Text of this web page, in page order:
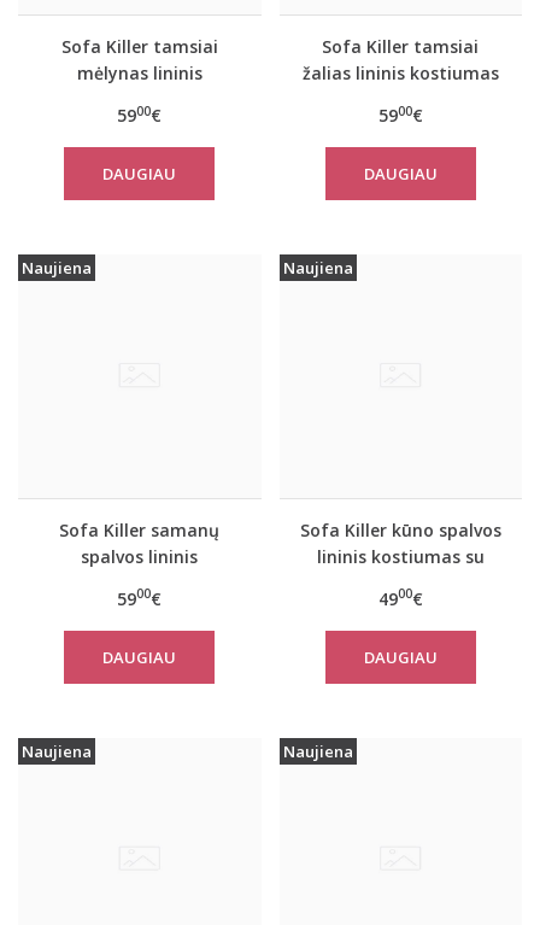
Sofa Killer tamsiai
mėlynas lininis
5900€
DAUGIAU
Sofa Killer tamsiai
žalias lininis kostiumas
5900€
DAUGIAU
Naujiena
Sofa Killer samanų
spalvos lininis
5900€
DAUGIAU
Naujiena
Sofa Killer kūno spalvos
lininis kostiumas su
4900€
DAUGIAU
Naujiena Naujiena